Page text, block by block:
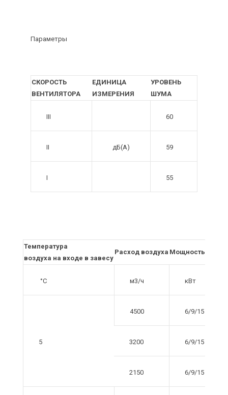
Параметры
СКОРОСТЬ
ВЕНТИЛЯТОРА
ЕДИНИЦА
ИЗМЕРЕНИЯ
УРОВЕНЬ
ШУМА
III 60
II дБ(А) 59
I 55
Температура
воздуха на входе в завесу
Расход воздуха Мощность
°C м3/ч кВт
5
4500 6/9/15
3200 6/9/15
2150 6/9/15